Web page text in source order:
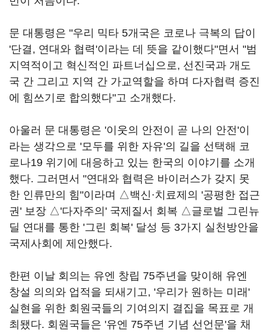
문 대통령은 "우리 믹타 5개국은 코로나 극복의 답이
'단결, 연대와 협력'이라는 데 뜻을 같이했다"면서 "범
지역적이고 혁신적인 파트너십으로, 선진국과 개도
국 간 그리고 지역 간 가교역할을 하며 다자협력 증진
에 힘쓰기로 합의했다"고 소개했다.
아울러 문 대통령은 '이웃의 안전이 곧 나의 안전'이
라는 생각으로 '모두를 위한 자유'의 길을 선택해 코
로나19 위기에 대응하고 있는 한국의 이야기를 소개
했다. 그러면서 "연대와 협력은 바이러스가 갖지 못
한 인류만의 힘"이라며 △백신·치료제의 '공평한 접근
권' 보장 △'다자주의' 국제질서 회복 △글로벌 그린뉴
딜 연대를 통한 '그린 회복' 달성 등 3가지 실천방안을
국제사회에 제안했다.
한편 이날 회의는 유엔 창립 75주년을 맞이해 유엔
창설 의의와 업적을 되새기고, '우리가 원하는 미래'
실현을 위한 회원국들의 기여의지 결집을 목표로 개
최됐다. 회원국들은 '유엔 75주년 기념 선언문'을 채